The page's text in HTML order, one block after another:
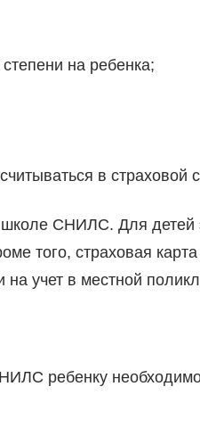
на ребенка;
в страховой
школе СНИЛС. Для детей
того, страховая карта
учет в местной
ребенку